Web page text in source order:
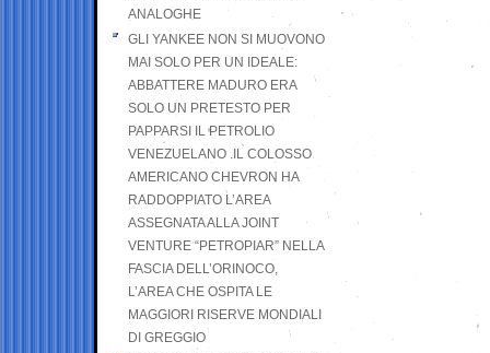
ANALOGHE
GLI YANKEE NON SI MUOVONO
MAI SOLO PER UN IDEALE:
ABBATTERE MADURO ERA
SOLO UN PRETESTO PER
PAPPARSI IL PETROLIO
VENEZUELANO .IL COLOSSO
AMERICANO CHEVRON HA
RADDOPPIATO L’AREA
ASSEGNATA ALLA JOINT
VENTURE “PETROPIAR” NELLA
FASCIA DELL’ORINOCO,
L’AREA CHE OSPITA LE
MAGGIORI RISERVE MONDIALI
DI GREGGIO